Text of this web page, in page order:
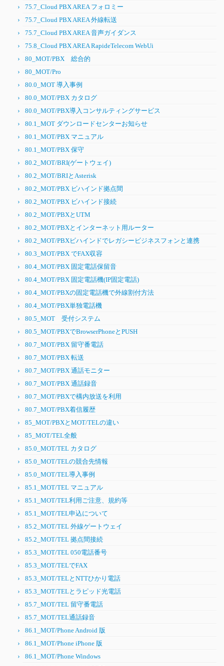
75.7_Cloud PBX AREA フォロミー
75.7_Cloud PBX AREA 外線転送
75.7_Cloud PBX AREA 音声ガイダンス
75.8_Cloud PBX AREA RapideTelecom WebUi
80_MOT/PBX 総合的
80_MOT/Pro
80.0_MOT 導入事例
80.0_MOT/PBX カタログ
80.0_MOT/PBX導入コンサルティングサービス
80.1_MOT ダウンロードセンターお知らせ
80.1_MOT/PBX マニュアル
80.1_MOT/PBX 保守
80.2_MOT/BRI(ゲートウェイ)
80.2_MOT/BRIとAsterisk
80.2_MOT/PBX ビハインド拠点間
80.2_MOT/PBX ビハインド接続
80.2_MOT/PBXとUTM
80.2_MOT/PBXとインターネット用ルーター
80.2_MOT/PBXビハインドでレガシービジネスフォンと連携
80.3_MOT/PBX でFAX収容
80.4_MOT/PBX 固定電話保留音
80.4_MOT/PBX 固定電話機(IP固定電話)
80.4_MOT/PBXの固定電話機で外線割付方法
80.4_MOT/PBX単独電話機
80.5_MOT 受付システム
80.5_MOT/PBXでBrowserPhoneとPUSH
80.7_MOT/PBX 留守番電話
80.7_MOT/PBX 転送
80.7_MOT/PBX 通話モニター
80.7_MOT/PBX 通話録音
80.7_MOT/PBXで構内放送を利用
80.7_MOT/PBX着信履歴
85_MOT/PBXとMOT/TELの違い
85_MOT/TEL全般
85.0_MOT/TEL カタログ
85.0_MOT/TELの競合先情報
85.0_MOT/TEL導入事例
85.1_MOT/TEL マニュアル
85.1_MOT/TEL利用ご注意、規約等
85.1_MOT/TEL申込について
85.2_MOT/TEL 外線ゲートウェイ
85.2_MOT/TEL 拠点間接続
85.3_MOT/TEL 050電話番号
85.3_MOT/TELでFAX
85.3_MOT/TELとNTTひかり電話
85.3_MOT/TELとラピッド光電話
85.7_MOT/TEL 留守番電話
85.7_MOT/TEL通話録音
86.1_MOT/Phone Android 版
86.1_MOT/Phone iPhone 版
86.1_MOT/Phone Windows